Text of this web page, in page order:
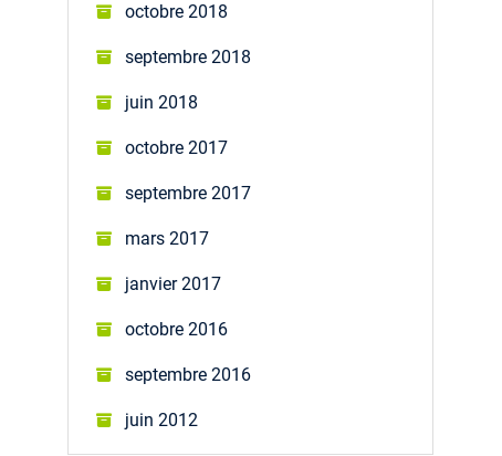
octobre 2018
septembre 2018
juin 2018
octobre 2017
septembre 2017
mars 2017
janvier 2017
octobre 2016
septembre 2016
juin 2012